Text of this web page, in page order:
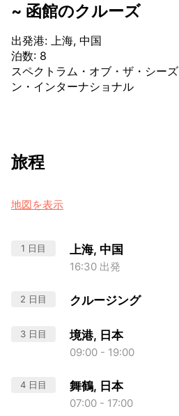
~ 函館のクルーズ
出発港: 上海, 中国
泊数: 8
スペクトラム・オブ・ザ・シーズ
ン・インターナショナル
旅程
地図を表示
1 日目 上海, 中国
16:30 出発
2 日目 クルージング
3 日目 境港, 日本
09:00 - 19:00
4 日目 舞鶴, 日本
07:00 - 17:00